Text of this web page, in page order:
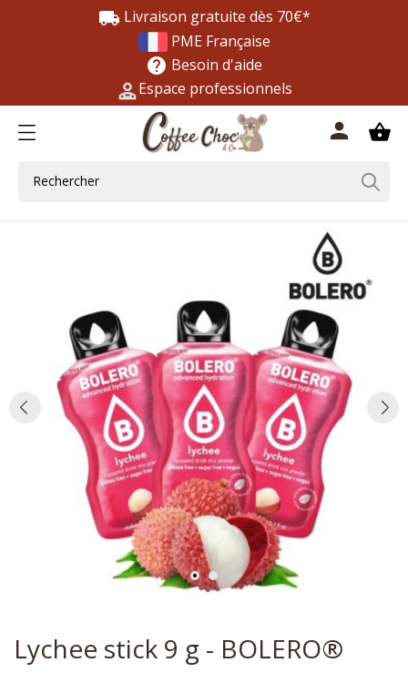
local_shipping Livraison gratuite dès 70€*
PME Française
help Besoin d'aide
Espace professionnels
shopping_basket
person
Lychee stick 9 g - BOLERO®